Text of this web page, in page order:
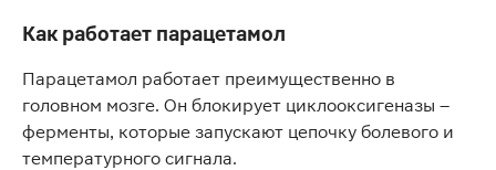
Как работает парацетамол
Парацетамол работает преимущественно в
головном мозге. Он блокирует циклооксигеназы –
ферменты, которые запускают цепочку болевого и
температурного сигнала.